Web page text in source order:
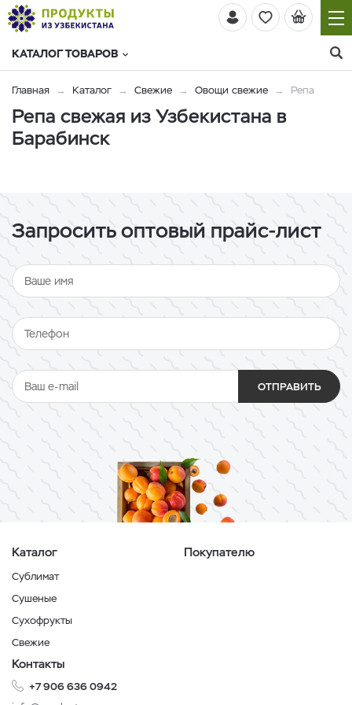
КАТАЛОГ ТОВАРОВ
Главная Каталог Свежие Овощи свежие Репа
Репа свежая из Узбекистана в
Барабинск
Запросить оптовый прайс-лист
ОТПРАВИТЬ
Каталог
Сублимат
Сушеные
Сухофрукты
Свежие
Покупателю
Контакты
+7 906 636 0942